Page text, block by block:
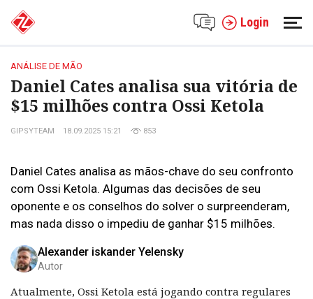
Login
ANÁLISE DE MÃO
Daniel Cates analisa sua vitória de
$15 milhões contra Ossi Ketola
GIPSYTEAM 18.09.2025 15:21 853
Daniel Cates analisa as mãos-chave do seu confronto
com Ossi Ketola. Algumas das decisões de seu
oponente e os conselhos do solver o surpreenderam,
mas nada disso o impediu de ganhar $15 milhões.
Alexander iskander Yelensky
Autor
Atualmente, Ossi Ketola está jogando contra regulares